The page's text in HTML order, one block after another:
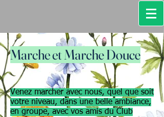
Marche et Marche Douce
Venez marcher avec nous, quel que soit
votre niveau, dans une belle ambiance,
en groupe, avec vos amis du Club